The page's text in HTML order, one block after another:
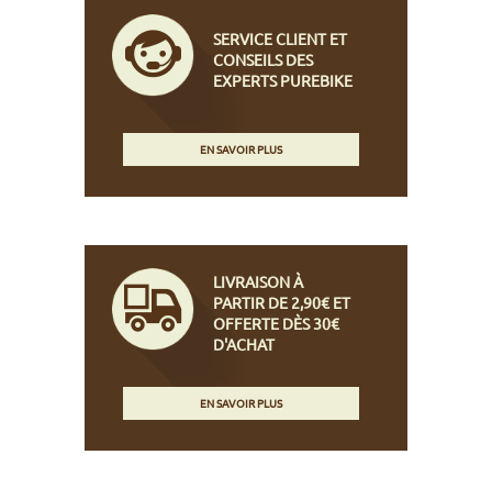
SERVICE CLIENT ET
CONSEILS DES
EXPERTS PUREBIKE
EN SAVOIR PLUS
LIVRAISON À
PARTIR DE 2,90€ ET
OFFERTE DÈS 30€
D'ACHAT
EN SAVOIR PLUS